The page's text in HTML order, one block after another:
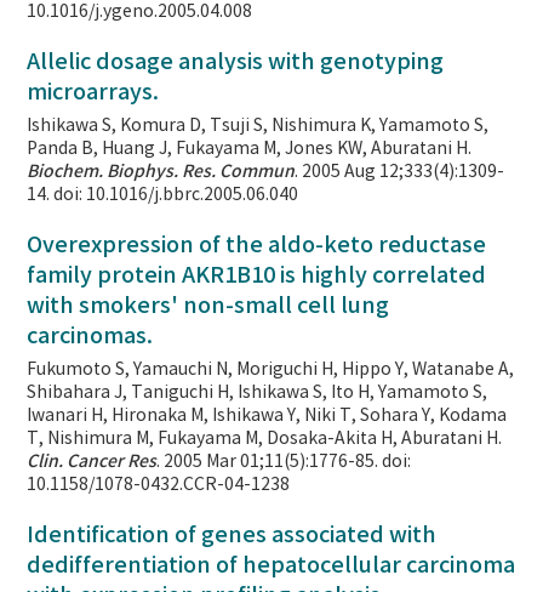
10.1016/j.ygeno.2005.04.008
Allelic dosage analysis with genotyping
microarrays.
Ishikawa S, Komura D, Tsuji S, Nishimura K, Yamamoto S,
Panda B, Huang J, Fukayama M, Jones KW, Aburatani H.
Biochem. Biophys. Res. Commun. 2005 Aug 12;333(4):1309-
14. doi: 10.1016/j.bbrc.2005.06.040
Overexpression of the aldo-keto reductase
family protein AKR1B10 is highly correlated
with smokers' non-small cell lung
carcinomas.
Fukumoto S, Yamauchi N, Moriguchi H, Hippo Y, Watanabe A,
Shibahara J, Taniguchi H, Ishikawa S, Ito H, Yamamoto S,
Iwanari H, Hironaka M, Ishikawa Y, Niki T, Sohara Y, Kodama
T, Nishimura M, Fukayama M, Dosaka-Akita H, Aburatani H.
Clin. Cancer Res. 2005 Mar 01;11(5):1776-85. doi:
10.1158/1078-0432.CCR-04-1238
Identification of genes associated with
dedifferentiation of hepatocellular carcinoma